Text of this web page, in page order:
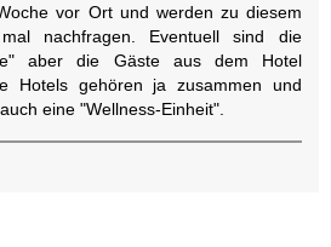
vor Ort und werden zu diesem
nachfragen. Eventuell sind die
aber die Gäste aus dem Hotel
Hotels gehören ja zusammen und
eine "Wellness-Einheit".